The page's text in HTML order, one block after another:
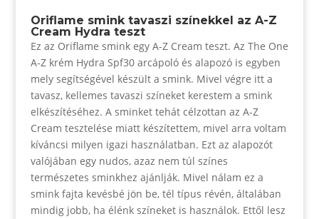
Oriflame smink tavaszi színekkel az A-Z
Cream Hydra teszt
Ez az Oriflame smink egy A-Z Cream teszt. Az The One
A-Z krém Hydra Spf30 arcápoló és alapozó is egyben
mely segítségével készült a smink. Mivel végre itt a
tavasz, kellemes tavaszi színeket kerestem a smink
elkészítéséhez. A sminket tehát célzottan az A-Z
Cream tesztelése miatt készítettem, mivel arra voltam
kíváncsi milyen igazi használatban. Ezt az alapozót
valójában egy nudos, azaz nem túl színes
természetes sminkhez ajánlják. Mivel nálam ez a
smink fajta kevésbé jön be, tél típus révén, általában
mindig jobb, ha élénk színeket is használok. Ettől lesz